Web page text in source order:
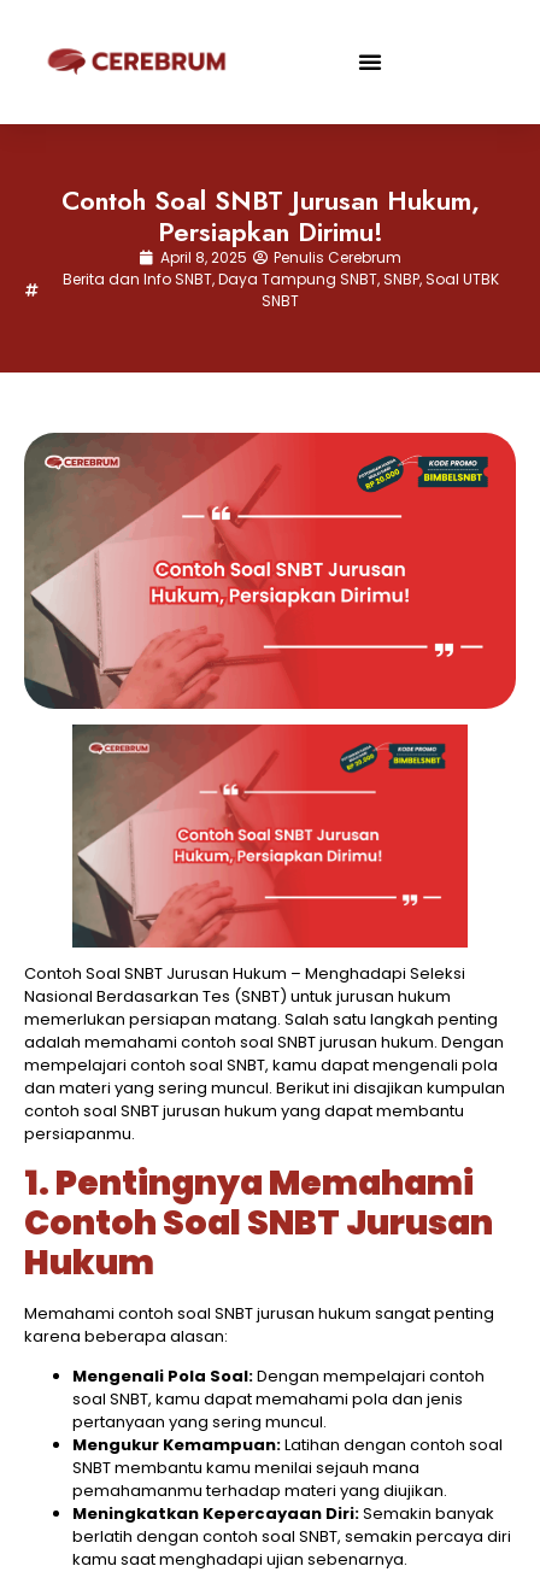
Contoh Soal SNBT Jurusan Hukum,
Persiapkan Dirimu!
April 8, 2025
Penulis Cerebrum
Berita dan Info SNBT,Daya Tampung SNBT,SNBP,Soal UTBK
SNBT
Contoh Soal SNBT Jurusan Hukum – Menghadapi Seleksi
Nasional Berdasarkan Tes (SNBT) untuk jurusan hukum
memerlukan persiapan matang. Salah satu langkah penting
adalah memahami contoh soal SNBT jurusan hukum. Dengan
mempelajari contoh soal SNBT, kamu dapat mengenali pola
dan materi yang sering muncul. Berikut ini disajikan kumpulan
contoh soal SNBT jurusan hukum yang dapat membantu
persiapanmu.​
1. Pentingnya Memahami
Contoh Soal SNBT Jurusan
Hukum
Memahami contoh soal SNBT jurusan hukum sangat penting
karena beberapa alasan:​
Mengenali Pola Soal:Dengan mempelajari contoh
soal SNBT, kamu dapat memahami pola dan jenis
pertanyaan yang sering muncul.​
Mengukur Kemampuan:Latihan dengan contoh soal
SNBT membantu kamu menilai sejauh mana
pemahamanmu terhadap materi yang diujikan.​
Meningkatkan Kepercayaan Diri:Semakin banyak
berlatih dengan contoh soal SNBT, semakin percaya diri
kamu saat menghadapi ujian sebenarnya.​